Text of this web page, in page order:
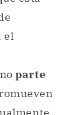
en